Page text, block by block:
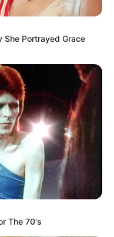
She Portrayed Grace
The 70's